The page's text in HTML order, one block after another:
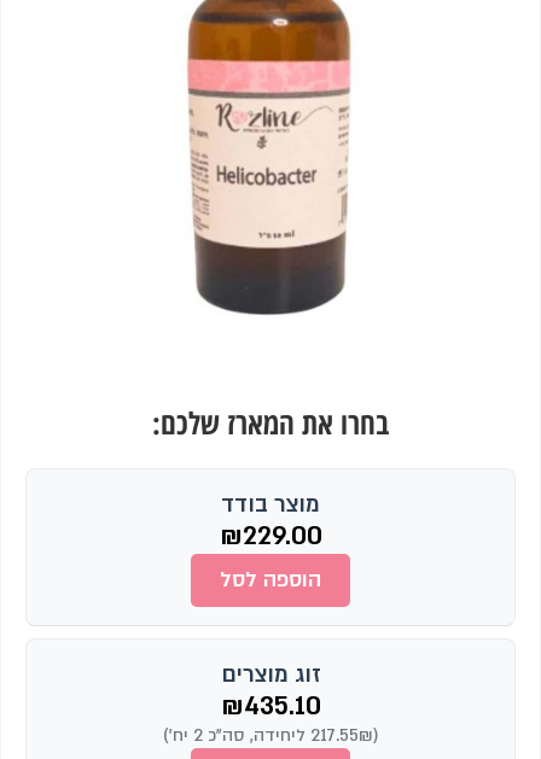
בחרו את המארז שלכם:
מוצר בודד
₪229.00
הוספה לסל
זוג מוצרים
₪435.10
(217.55₪ ליחידה, סה"כ 2 יח')